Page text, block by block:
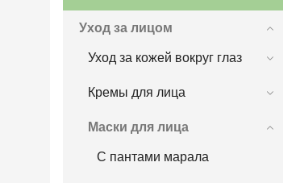
Уход за лицом
Уход за кожей вокруг глаз
Кремы для лица
Маски для лица
С пантами марала